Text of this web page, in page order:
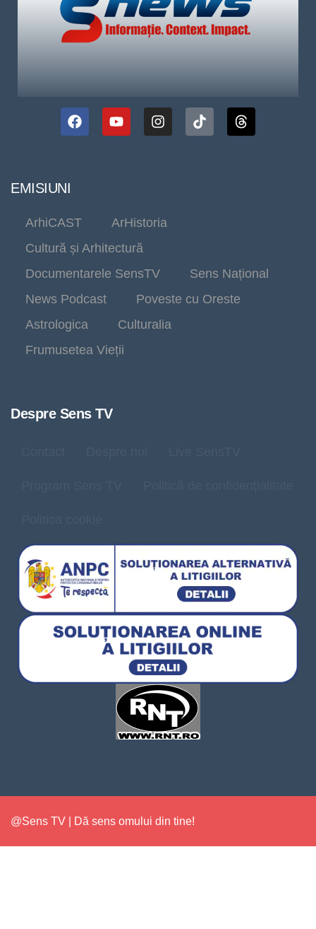
EMISIUNI
ArhiCAST
ArHistoria
Cultură și Arhitectură
Documentarele SensTV
Sens Național
News Podcast
Poveste cu Oreste
Astrologica
Culturalia
Frumusetea Vieții
Despre Sens TV
@Sens TV | Dă sens omului din tine!